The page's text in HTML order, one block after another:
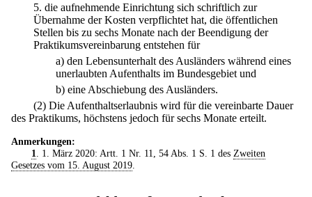
5. die aufnehmende Einrichtung sich schriftlich zur
Übernahme der Kosten verpflichtet hat, die öffentlichen
Stellen bis zu sechs Monate nach der Beendigung der
Praktikumsvereinbarung entstehen für
a) den Lebensunterhalt des Ausländers während eines
unerlaubten Aufenthalts im Bundesgebiet und
b) eine Abschiebung des Ausländers.
(2) Die Aufenthaltserlaubnis wird für die vereinbarte Dauer
des Praktikums, höchstens jedoch für sechs Monate erteilt.
Anmerkungen:
1. 1. März 2020: Artt. 1 Nr. 11, 54 Abs. 1 S. 1 des Zweiten
Gesetzes vom 15. August 2019.